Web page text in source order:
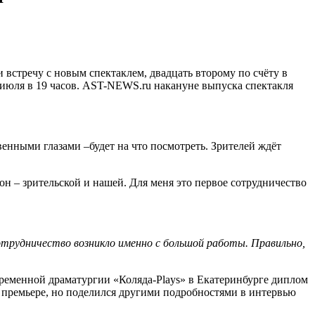
с новым спектаклем, двадцать второму по счёту в
в 19 часов. AST-NEWS.ru накануне выпуска спектакля
глазами –будет на что посмотреть. Зрителей ждёт
– зрительской и нашей. Для меня это первое сотрудничество
возникло именно с большой работы. Правильно,
драматургии «Коляда-Plays» в Екатеринбурге диплом
но поделился другими подробностями в интервью